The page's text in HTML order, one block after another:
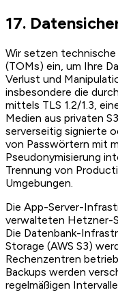
17.
Wir setzen
(TOMs) ein, um Ihre
Verlust und
insbesondere die
mittels TLS 1.2/1.3,
Medien aus privaten
serverseitig signierte
von Passwörtern mit
Pseudonymisierung
Trennung von
Umgebungen.
Die App-Server-
verwalteten Hetzner-
Die Datenbank-
Storage (AWS S3)
Rechenzentren
Backups werden
regelmäßigen